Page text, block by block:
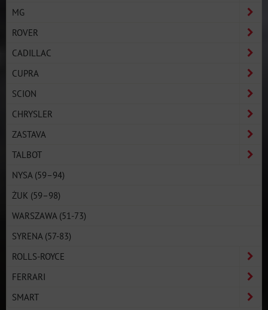
MG
ROVER
CADILLAC
CUPRA
SCION
CHRYSLER
ZASTAVA
TALBOT
NYSA (59–94)
ŻUK (59–98)
WARSZAWA (51-73)
SYRENA (57-83)
ROLLS-ROYCE
FERRARI
SMART